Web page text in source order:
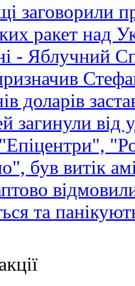
заговорили
ракет над
- Яблучний
доларів
загинули від
був витік
та